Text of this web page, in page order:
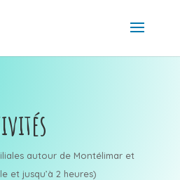
autour de Montélimar et
et jusqu’à 2 heures)